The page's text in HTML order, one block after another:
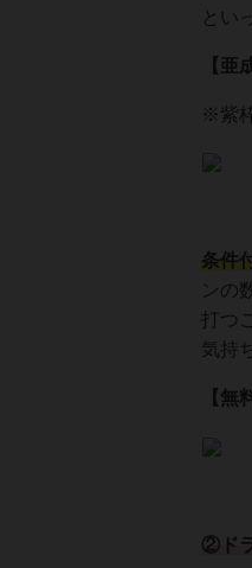
とい
【亜
※紫
条件
ンの
打つ
気持
【無
②ド